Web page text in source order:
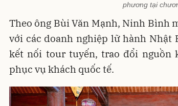
phương tại
Theo ông Bùi Văn Mạnh, Ninh Bình
với các doanh nghiệp lữ hành Nhật
kết nối tour tuyến, trao đổi nguồn
phục vụ khách quốc tế.